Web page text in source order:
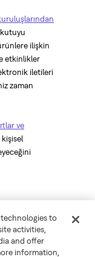
ilişkin
etkinlikler
iletileri
zaman
ve
to
activities,
and offer
information,